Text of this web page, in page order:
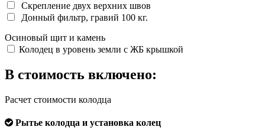
Скрепление двух верхних швов
Донный фильтр, гравий 100 кг.
Осиновый щит и камень
Колодец в уровень земли с ЖБ крышкой
В стоимость включено:
Расчет стоимости колодца
Рытье колодца и установка колец